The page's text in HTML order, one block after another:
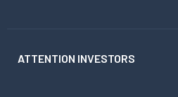
ATTENTION INVESTORS